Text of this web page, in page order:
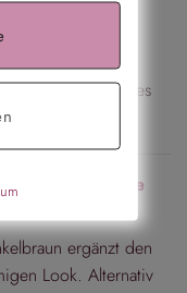
zu
aber edles
& Ohrringe
ergänzt den
Look. Alternativ